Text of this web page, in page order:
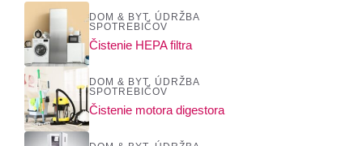
DOM & BYT
ÚDRŽBA
SPOTREBIČOV
Čistenie HEPA filtra
DOM & BYT
ÚDRŽBA
SPOTREBIČOV
Čistenie motora digestora